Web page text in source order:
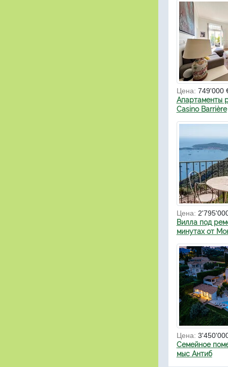
Цена: 749'000
Апартаменты
Casino Barrière
Цена:
Вилла под
минутах от
Цена:
Cемейное
мыс Антиб